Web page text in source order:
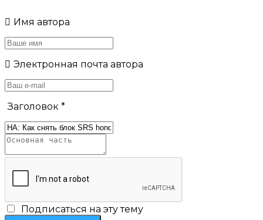
Имя автора
Электронная почта автора
Заголовок *
Подписаться на эту тему